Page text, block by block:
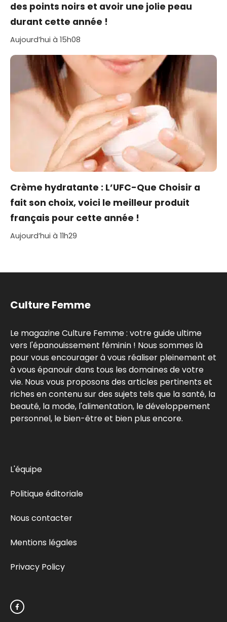
des points noirs et avoir une jolie peau
durant cette année !
Aujourd’hui à 15h08
Crème hydratante : L’UFC-Que Choisir a
fait son choix, voici le meilleur produit
français pour cette année !
Aujourd’hui à 11h29
Culture Femme
Le magazine Culture Femme : votre guide ultime
vers l'épanouissement féminin ! Nous sommes là
pour vous encourager à vous réaliser pleinement et
à vous épanouir dans tous les domaines de votre
vie. Nous vous proposons des articles pertinents et
riches en contenu sur des sujets tels que la santé, la
beauté, la mode, l'alimentation, le développement
personnel, le bien-être et bien plus encore.
L'équipe
Politique éditoriale
Nous contacter
Mentions légales
Privacy Policy